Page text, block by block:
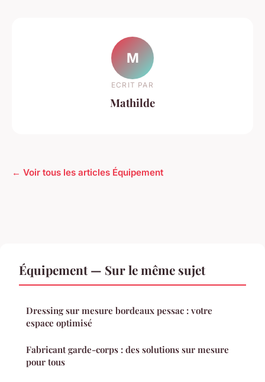
M
ECRIT PAR
Mathilde
← Voir tous les articles Équipement
Équipement — Sur le même sujet
Dressing sur mesure bordeaux pessac : votre
espace optimisé
Fabricant garde-corps : des solutions sur mesure
pour tous